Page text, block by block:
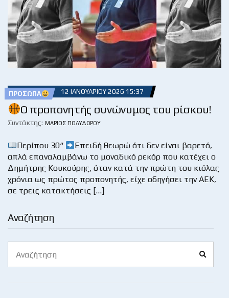
Αναζήτηση
for:
ΠΡΌΣΩΠΑ 12 ΙΑΝΟΥΑΡΊΟΥ 2026 15:37
Ο προπονητής συνώνυμος του ρίσκου!
Συντάκτης: ΜΆΡΙΟΣ ΠΟΛΥΔΏΡΟΥ
Περίπου 30“
Επειδή θεωρώ ότι δεν είναι βαρετό,
απλά επαναλαμβάνω το μοναδικό ρεκόρ που κατέχει ο
Δημήτρης Κουκούρης, όταν κατά την πρώτη του κιόλας
χρόνια ως πρώτος προπονητής, είχε οδηγήσει την ΑΕΚ,
σε τρεις κατακτήσεις […]